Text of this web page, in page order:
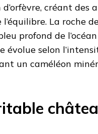
créant des
La roche
profond de
selon
un caméléon